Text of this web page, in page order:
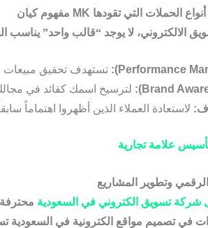
الالكتروني، لا يوجد “قالب واحد” يناسب
تستهدف تحقيق مبيعات
لترسيخ اسمك كقائد في
لاستعادة العملاء الذين أظهروا اهتماماً
علامة تجارية
شركة تسويق الكتروني في السعودية
فيتصميم مواقع الكترونية في السعودية